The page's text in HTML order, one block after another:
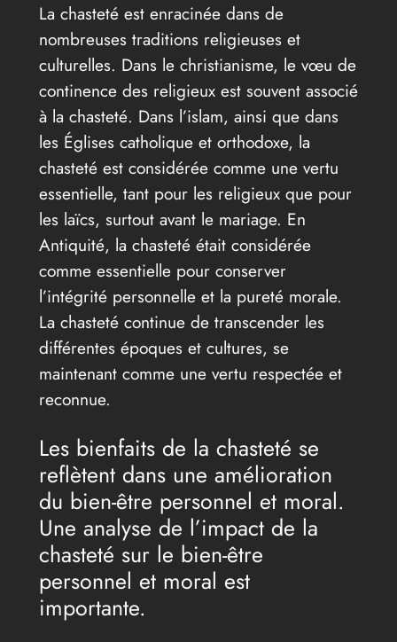
La chasteté est enracinée dans de
nombreuses traditions religieuses et
culturelles. Dans le christianisme, le vœu de
continence des religieux est souvent associé
à la chasteté. Dans l’islam, ainsi que dans
les Églises catholique et orthodoxe, la
chasteté est considérée comme une vertu
essentielle, tant pour les religieux que pour
les laïcs, surtout avant le mariage. En
Antiquité, la chasteté était considérée
comme essentielle pour conserver
l’intégrité personnelle et la pureté morale.
La chasteté continue de transcender les
différentes époques et cultures, se
maintenant comme une vertu respectée et
reconnue.
Les bienfaits de la chasteté se
reflètent dans une amélioration
du bien-être personnel et moral.
Une analyse de l’impact de la
chasteté sur le bien-être
personnel et moral est
importante.